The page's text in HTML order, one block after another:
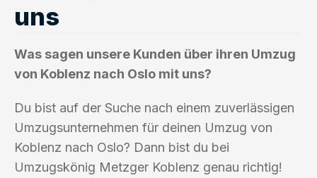
uns
Was sagen unsere Kunden über ihren Umzug
von Koblenz nach Oslo mit uns?
Du bist auf der Suche nach einem zuverlässigen
Umzugsunternehmen für deinen Umzug von
Koblenz nach Oslo? Dann bist du bei
Umzugskönig Metzger Koblenz genau richtig!